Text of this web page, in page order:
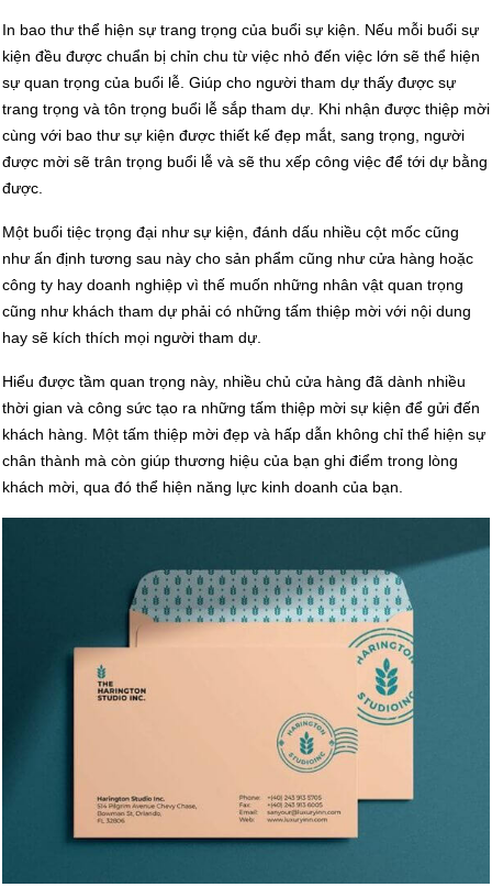
In bao thư thể hiện sự trang trọng của buổi sự kiện. Nếu mỗi buổi sự
kiện đều được chuẩn bị chỉn chu từ việc nhỏ đến việc lớn sẽ thể hiện
sự quan trọng của buổi lễ. Giúp cho người tham dự thấy được sự
trang trọng và tôn trọng buổi lễ sắp tham dự. Khi nhận được thiệp mời
cùng với bao thư sự kiện được thiết kế đẹp mắt, sang trọng, người
được mời sẽ trân trọng buổi lễ và sẽ thu xếp công việc để tới dự bằng
được.
Một buổi tiệc trọng đại như sự kiện, đánh dấu nhiều cột mốc cũng
như ấn định tương sau này cho sản phẩm cũng như cửa hàng hoặc
công ty hay doanh nghiệp vì thế muốn những nhân vật quan trọng
cũng như khách tham dự phải có những tấm thiệp mời với nội dung
hay sẽ kích thích mọi người tham dự.
Hiểu được tầm quan trọng này, nhiều chủ cửa hàng đã dành nhiều
thời gian và công sức tạo ra những tấm thiệp mời sự kiện để gửi đến
khách hàng. Một tấm thiệp mời đẹp và hấp dẫn không chỉ thể hiện sự
chân thành mà còn giúp thương hiệu của bạn ghi điểm trong lòng
khách mời, qua đó thể hiện năng lực kinh doanh của bạn.